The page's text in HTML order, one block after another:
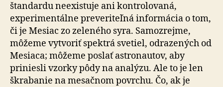
štandardu neexistuje ani kontrolovaná,
experimentálne preveriteľná informácia o tom,
či je Mesiac zo zeleného syra. Samozrejme,
môžeme vytvoriť spektrá svetiel, odrazených od
Mesiaca; môžeme poslať astronautov, aby
priniesli vzorky pôdy na analýzu. Ale to je len
škrabanie na mesačnom povrchu. Čo, ak je